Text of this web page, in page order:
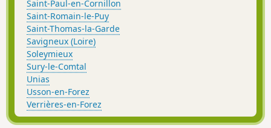
Saint-Paul-en-Cornillon
Saint-Romain-le-Puy
Saint-Thomas-la-Garde
Savigneux (Loire)
Soleymieux
Sury-le-Comtal
Unias
Usson-en-Forez
Verrières-en-Forez